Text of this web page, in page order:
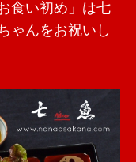
食い初め」は七
ゃんをお祝いし